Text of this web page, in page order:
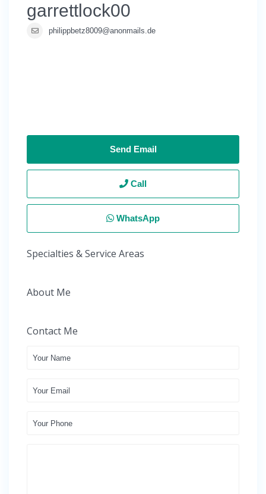
garrettlock00
philippbetz8009@anonmails.de
Send Email
Call
WhatsApp
Specialties & Service Areas
About Me
Contact Me